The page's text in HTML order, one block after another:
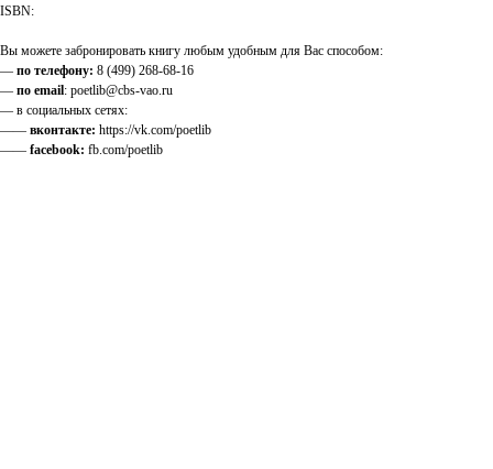
ISBN:
Вы можете забронировать книгу любым удобным для Вас способом:
— по телефону: 8 (499) 268-68-16
— по email: poetlib@cbs-vao.ru
— в социальных сетях:
—— вконтакте: https://vk.com/poetlib
—— facebook: fb.com/poetlib